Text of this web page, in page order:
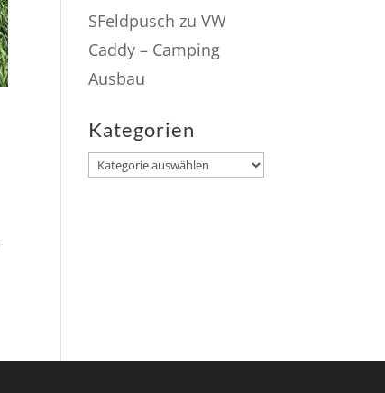
SFeldpusch zuVW
Caddy – Camping
Ausbau
Kategorien
Kategorien